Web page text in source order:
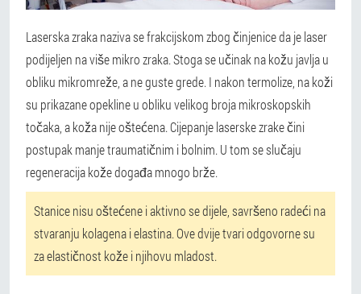
Laserska zraka naziva se frakcijskom zbog činjenice da je laser
podijeljen na više mikro zraka. Stoga se učinak na kožu javlja u
obliku mikromreže, a ne guste grede. I nakon termolize, na koži
su prikazane opekline u obliku velikog broja mikroskopskih
točaka, a koža nije oštećena. Cijepanje laserske zrake čini
postupak manje traumatičnim i bolnim. U tom se slučaju
regeneracija kože događa mnogo brže.
Stanice nisu oštećene i aktivno se dijele, savršeno radeći na
stvaranju kolagena i elastina. Ove dvije tvari odgovorne su
za elastičnost kože i njihovu mladost.